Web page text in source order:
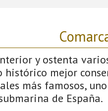
y ostenta
histórico mejor
más famosos,
de España.